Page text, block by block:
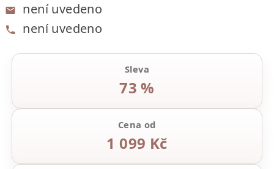
není uvedeno
není uvedeno
Sleva
73 %
Cena od
1 099 Kč